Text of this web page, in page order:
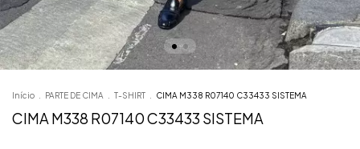
Início PARTE DE CIMA T-SHIRT CIMA M338 R07140 C33433 SISTEMA
CIMA M338 R07140 C33433 SISTEMA